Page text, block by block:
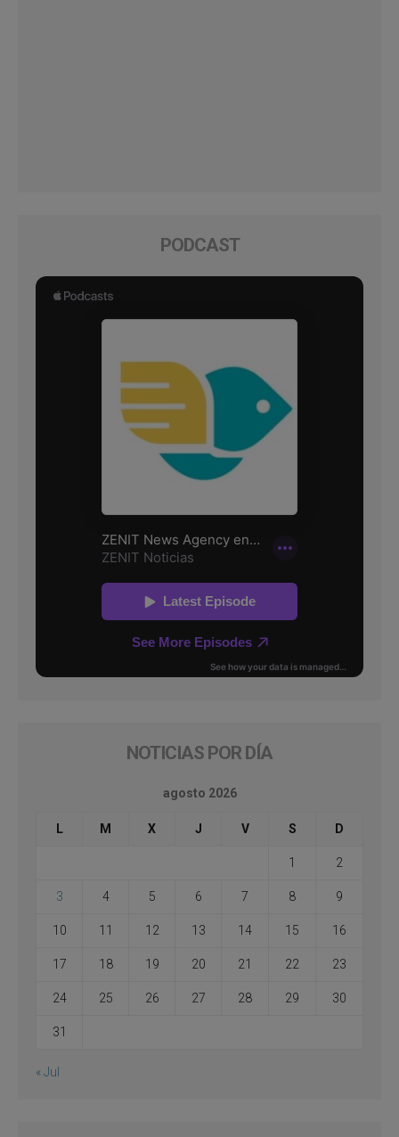
PODCAST
NOTICIAS POR DÍA
agosto 2026
L M X J V S D
1 2
3 4 5 6 7 8 9
10 11 12 13 14 15 16
17 18 19 20 21 22 23
24 25 26 27 28 29 30
31
« Jul